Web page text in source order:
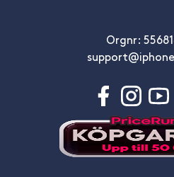
Orgnr: